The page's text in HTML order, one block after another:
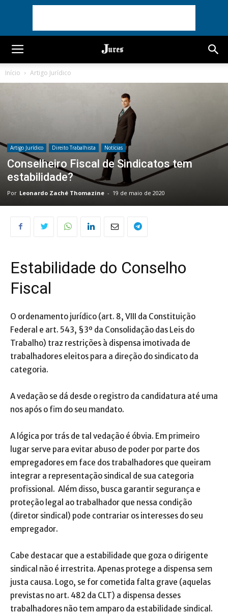
Início Artigo Jurídico
Artigo Jurídico Direito Trabalhista Notícias
Conselheiro Fiscal de Sindicatos tem
estabilidade?
Por Leonardo Zaché Thomazine - 19 de maio de 2020
Estabilidade do Conselho
Fiscal
O ordenamento jurídico (art. 8, VIII da Constituição
Federal e art. 543, §3º da Consolidação das Leis do
Trabalho) traz restrições à dispensa imotivada de
trabalhadores eleitos para a direção do sindicato da
categoria.
A vedação se dá desde o registro da candidatura até uma
nos após o fim do seu mandato.
A lógica por trás de tal vedação é óbvia. Em primeiro
lugar serve para evitar abuso de poder por parte dos
empregadores em face dos trabalhadores que queiram
integrar a representação sindical de sua categoria
profissional. Além disso, busca garantir segurança e
proteção legal ao trabalhador que nessa condição
(diretor sindical) pode contrariar os interesses do seu
empregador.
Cabe destacar que a estabilidade que goza o dirigente
sindical não é irrestrita. Apenas protege a dispensa sem
justa causa. Logo, se for cometida falta grave (aquelas
previstas no art. 482 da CLT) a dispensa desses
trabalhadores não tem amparo da estabilidade sindical.